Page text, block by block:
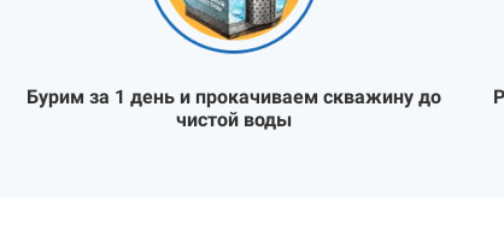
Бурим за 1 день и прокачиваем скважину до
чистой воды